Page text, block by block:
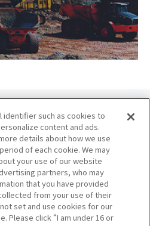
阪本社
部・水素本部
阪市中央区本町3-6-4
京本社
identifier such as cookies to
content and ads.
details about how we use
of each cookie. We may
your use of our website
partners, who may
that you have provided
from your use of their
set and use cookies for our
Please click “I am under 16 or